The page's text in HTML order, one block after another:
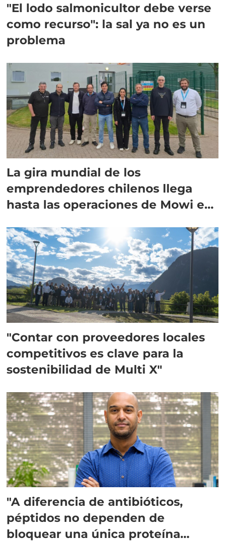
"El lodo salmonicultor debe verse
como recurso": la sal ya no es un
problema
La gira mundial de los
emprendedores chilenos llega
hasta las operaciones de Mowi en
"Contar con proveedores locales
competitivos es clave para la
sostenibilidad de Multi X"
"A diferencia de antibióticos,
péptidos no dependen de
bloquear una única proteína